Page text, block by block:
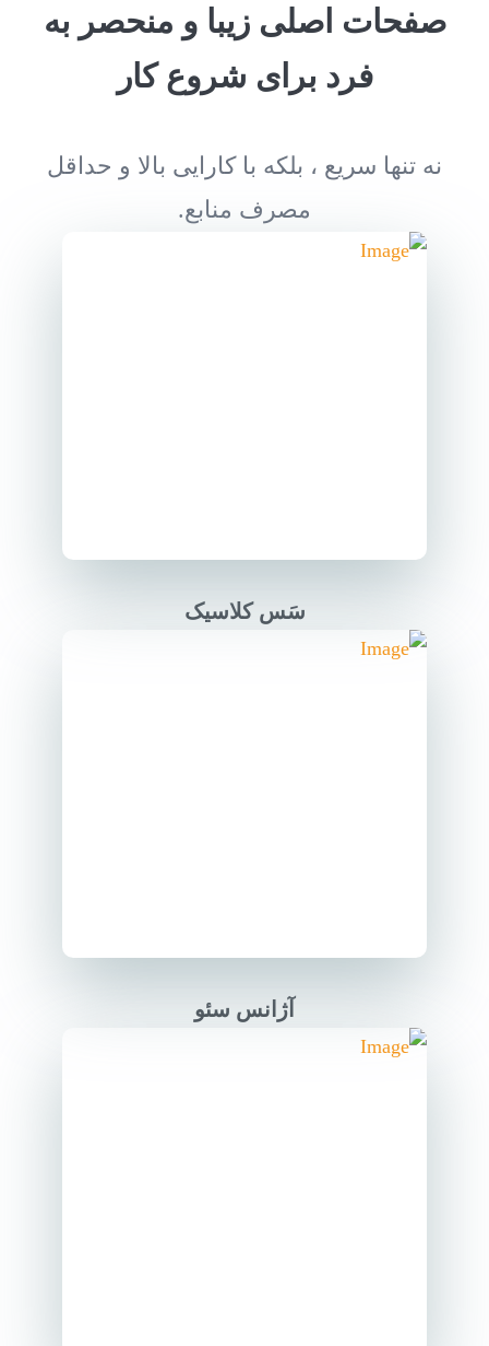
صفحات اصلی زیبا و منحصر به
فرد برای شروع کار
نه تنها سریع ، بلکه با کارایی بالا و حداقل
مصرف منابع.
سَس کلاسیک
آژانس سئو